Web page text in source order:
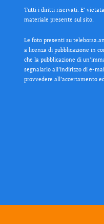
Tutti i diritti riservati. E’
materiale presente sul sito.
Le foto presenti su
a licenza di pubblicazione in
che la pubblicazione di
segnalarlo all’indirizzo di e-
provvedere all’accertamento